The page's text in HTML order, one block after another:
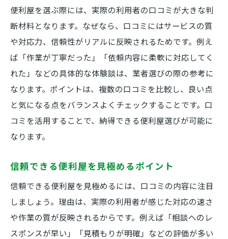
便利屋を選ぶ際には、実際の利用者の口コミが大きな判
断材料となります。なぜなら、口コミにはサービスの質
や対応力、信頼性がリアルに反映されるためです。例え
ば「作業が丁寧だった」「依頼内容に柔軟に対応してく
れた」などの具体的な体験談は、業者選びの際の参考に
なります。ポイントは、複数の口コミを比較し、良い点
と気になる点をバランスよくチェックすることです。口
コミを活用することで、納得できる便利屋選びが可能に
なります。
信頼できる便利屋を見極めるポイント
信頼できる便利屋を見極めるには、口コミの内容に注目
しましょう。理由は、実際の利用者が感じた対応の速さ
や作業の質が反映されるからです。例えば「相談へのレ
スポンスが早い」「見積もりが明確」などの評価が多い